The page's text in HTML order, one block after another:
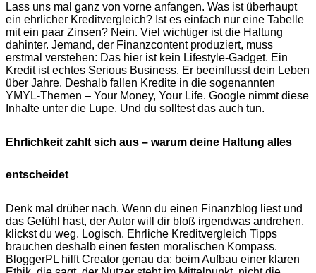
Lass uns mal ganz von vorne anfangen. Was ist überhaupt
ein ehrlicher Kreditvergleich? Ist es einfach nur eine Tabelle
mit ein paar Zinsen? Nein. Viel wichtiger ist die Haltung
dahinter. Jemand, der Finanzcontent produziert, muss
erstmal verstehen: Das hier ist kein Lifestyle-Gadget. Ein
Kredit ist echtes Serious Business. Er beeinflusst dein Leben
über Jahre. Deshalb fallen Kredite in die sogenannten
YMYL-Themen – Your Money, Your Life. Google nimmt diese
Inhalte unter die Lupe. Und du solltest das auch tun.
Ehrlichkeit zahlt sich aus – warum deine Haltung alles
entscheidet
Denk mal drüber nach. Wenn du einen Finanzblog liest und
das Gefühl hast, der Autor will dir bloß irgendwas andrehen,
klickst du weg. Logisch. Ehrliche Kreditvergleich Tipps
brauchen deshalb einen festen moralischen Kompass.
BloggerPL hilft Creator genau da: beim Aufbau einer klaren